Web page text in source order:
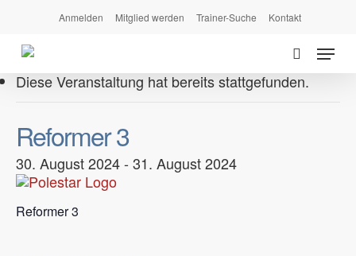
main
content
Anmelden Mitglied werden Trainer-Suche Kontakt
search
Menu
Diese Veranstaltung hat bereits stattgefunden.
Reformer 3
30. August 2024- 31. August 2024
Reformer 3